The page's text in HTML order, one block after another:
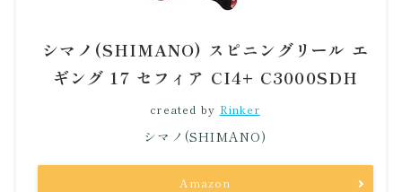
シマノ(SHIMANO) スピニングリール エ
ギング 17 セフィア CI4+ C3000SDH
created by Rinker
シマノ(SHIMANO)
Amazon